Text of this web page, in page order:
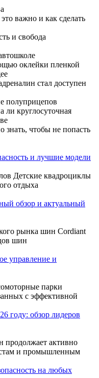
важно и как сделать
и свобода
оклейки пленкой
стал доступен
полуприцепов
круглосуточная
знать, чтобы не попасть
и лучшие модели
Детские квадроциклы
отдыха
обзор и актуальный
рынка шин Cordiant
шин
управление и
парки
с эффективной
году: обзор лидеров
продолжает активно
и промышленным
на любых